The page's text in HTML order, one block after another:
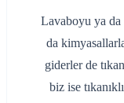
Lavaboyu ya da
da
giderler de
biz ise